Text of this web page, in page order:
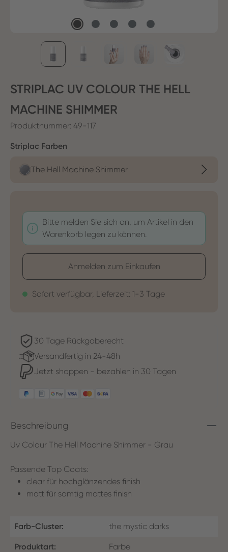
STRIPLAC UV COLOUR THE HELL
MACHINE SHIMMER
Produktnummer: 49-117
Striplac Farben
The Hell Machine Shimmer
Bitte melden Sie sich an, um Artikel in den
Warenkorb legen zu können.
Anmelden zum Einkaufen
Sofort verfügbar, Lieferzeit: 1-3 Tage
30 Tage Rückgaberecht
Versandfertig in 24-48h
Jetzt shoppen - bezahlen in 30 Tagen
Beschreibung
Uv Colour The Hell Machine Shimmer - Grau
Passende Top Coats:
clear für hochglänzendes finish
matt für samtig mattes finish
Farb-Cluster: the mystic darks
Produktart: Farbe